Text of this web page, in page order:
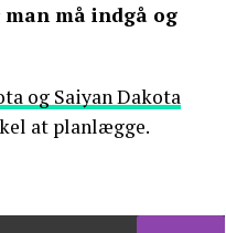
må indgå og
og Saiyan Dakota
at planlægge.